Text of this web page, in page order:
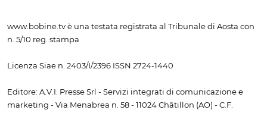
www.bobine.tv è una testata registrata al Tribunale di Aosta con
n. 5/10 reg. stampa
Licenza Siae n. 2403/I/2396 ISSN 2724-1440
Editore: A.V.I. Presse Srl - Servizi integrati di comunicazione e
marketing - Via Menabrea n. 58 - 11024 Châtillon (AO) - C.F.